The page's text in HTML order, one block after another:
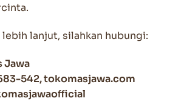
lanjut, silahkan hubungi:
Jawa
542, tokomasjawa.com